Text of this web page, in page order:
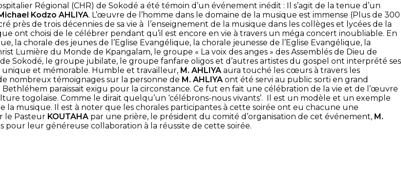
Régional (CHR) de Sokodé a été témoin d’un événement inédit : Il s’agit de la tenue d’un
Kodzo AHLIYA. L’œuvre de l’homme dans le domaine de la musique est immense (Plus de 300
près de trois décennies de sa vie à l’enseignement de la musique dans les collèges et lycées de la
ont choisi de le célébrer pendant qu’il est encore en vie à travers un méga concert inoubliable. En
la chorale des jeunes de l’Eglise Evangélique, la chorale jeunesse de l’Eglise Evangélique, la
Lumière du Monde de Kpangalam, le groupe « La voix des anges » des Assemblés de Dieu de
le groupe jubilate, le groupe fanfare oligos et d’autres artistes du gospel ont interprété ses
et mémorable. Humble et travailleur, M. AHLIYA aura touché les cœurs à travers les
nombreux témoignages sur la personne de M. AHLIYA ont été servi au public sorti en grand
paraissait exigu pour la circonstance. Ce fut en fait une célébration de la vie et de l’œuvre
togolaise. Comme le dirait quelqu’un ‘célébrons-nous vivants’. Il est un modèle et un exemple
la musique. Il est à noter que les chorales participantes à cette soirée ont eu chacune une
le Pasteur KOUTAHA par une prière, le président du comité d’organisation de cet événement, M.
pour leur généreuse collaboration à la réussite de cette soirée.